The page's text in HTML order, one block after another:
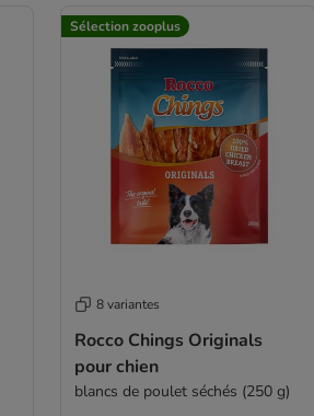
Sélection zooplus
8 variantes
Rocco Chings Originals
pour chien
blancs de poulet séchés (250 g)